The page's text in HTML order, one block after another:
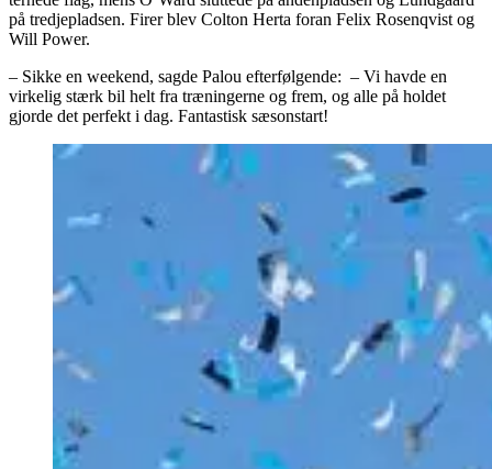
på tredjepladsen. Firer blev Colton Herta foran Felix Rosenqvist og
Will Power.
– Sikke en weekend, sagde Palou efterfølgende: – Vi havde en
virkelig stærk bil helt fra træningerne og frem, og alle på holdet
gjorde det perfekt i dag. Fantastisk sæsonstart!